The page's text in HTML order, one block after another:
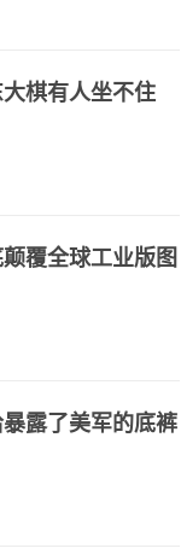
棋有人坐不住
覆全球工业版图
露了美军的底裤